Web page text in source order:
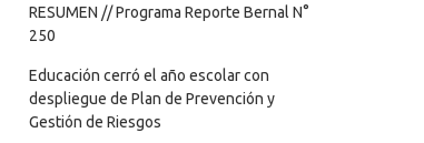
RESUMEN // Programa Reporte Bernal N°
250
Educación cerró el año escolar con
despliegue de Plan de Prevención y
Gestión de Riesgos